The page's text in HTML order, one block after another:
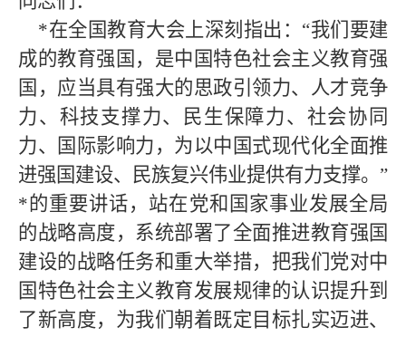
*在全国教育大会上深刻指出：“我们要建
成的教育强国，是中国特色社会主义教育强
国，应当具有强大的思政引领力、人才竞争
力、科技支撑力、民生保障力、社会协同
力、国际影响力，为以中国式现代化全面推
进强国建设、民族复兴伟业提供有力支撑。”
*的重要讲话，站在党和国家事业发展全局
的战略高度，系统部署了全面推进教育强国
建设的战略任务和重大举措，把我们党对中
国特色社会主义教育发展规律的认识提升到
了新高度，为我们朝着既定目标扎实迈进、